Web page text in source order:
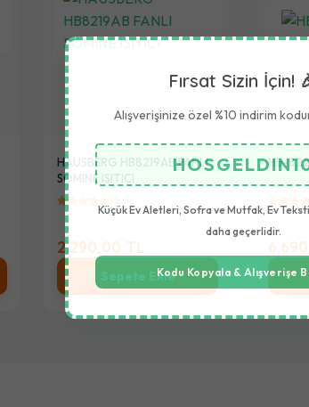
HAUSBERG HB8219AB FANLI
SOMINE ISITICI
2.290,00 TL
Sepete Ekle
HB-
Fırsat Sizin İçin!
Alışverişinize özel %10 indirim
Küçük Ev Aletleri, Sofra ve Mutfak, Ev
daha geçerlidir.
Kodu Kopyala & Alışverişe